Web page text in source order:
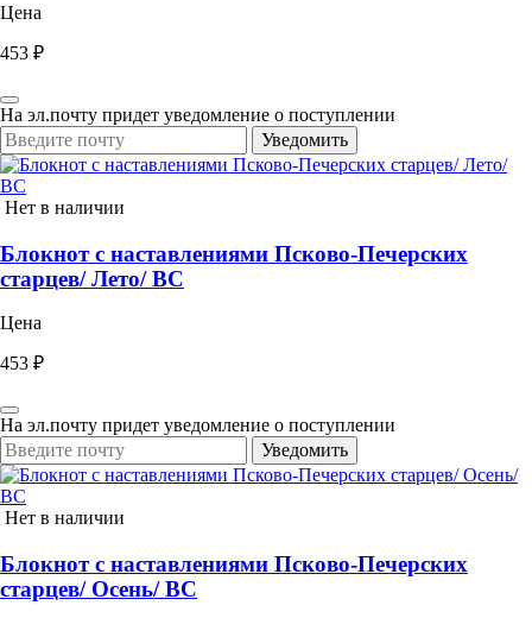
Цена
453 ₽
На эл.почту придет уведомление о поступлении
Уведомить
Нет в наличии
Блокнот с наставлениями Псково-Печерских
старцев/ Лето/ ВС
Цена
453 ₽
На эл.почту придет уведомление о поступлении
Уведомить
Нет в наличии
Блокнот с наставлениями Псково-Печерских
старцев/ Осень/ ВС